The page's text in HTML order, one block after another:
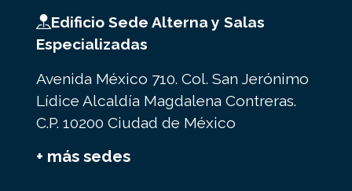
Edificio Sede Alterna y Salas
Especializadas
Avenida México 710. Col. San Jerónimo
Lídice Alcaldía Magdalena Contreras.
C.P. 10200 Ciudad de México
+ más sedes